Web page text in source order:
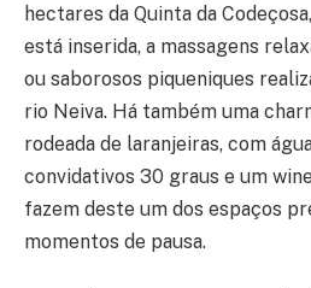
hectares da Quinta da
está inserida, a massagens
ou saborosos piqueniques
rio Neiva. Há também uma
rodeada de laranjeiras, com
convidativos 30 graus e um
fazem deste um dos espaços
momentos de pausa.